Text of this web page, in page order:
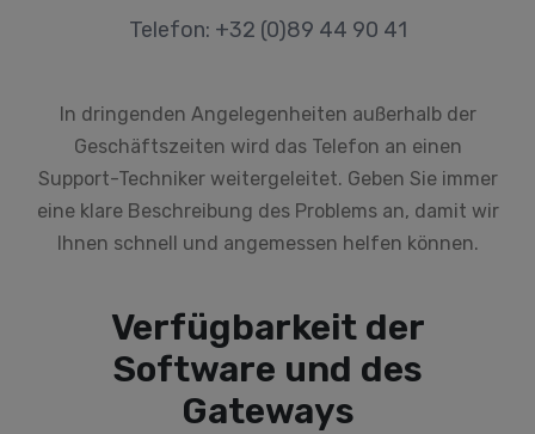
Telefon: +32 (0)89 44 90 41
In dringenden Angelegenheiten außerhalb der
Geschäftszeiten wird das Telefon an einen
Support-Techniker weitergeleitet. Geben Sie immer
eine klare Beschreibung des Problems an, damit wir
Ihnen schnell und angemessen helfen können.
Verfügbarkeit der
Software und des
Gateways